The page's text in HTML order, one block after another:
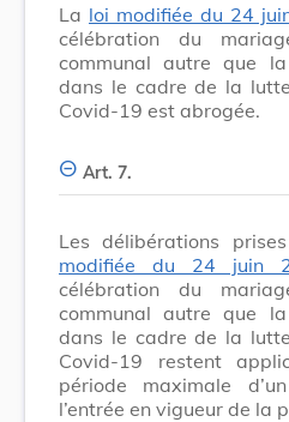
La loi modifiée du 24
célébration du
communal autre que
dans le cadre de la
Covid-19 est abrogée.
Art. 7.
Les délibérations
modifiée du 24 juin
célébration du
communal autre que
dans le cadre de la
Covid-19 restent
période maximale
l’entrée en vigueur de la